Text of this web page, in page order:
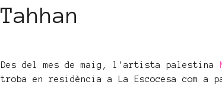
Tahhan
Des del mes de maig, l'artista palestina
troba en residència a La Escocesa com a